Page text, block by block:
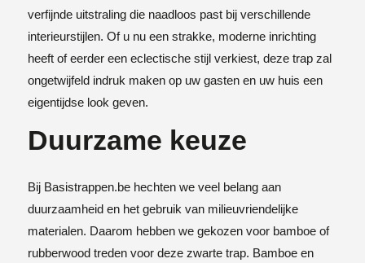
verfijnde uitstraling die naadloos past bij verschillende
interieurstijlen. Of u nu een strakke, moderne inrichting
heeft of eerder een eclectische stijl verkiest, deze trap zal
ongetwijfeld indruk maken op uw gasten en uw huis een
eigentijdse look geven.
Duurzame keuze
Bij Basistrappen.be hechten we veel belang aan
duurzaamheid en het gebruik van milieuvriendelijke
materialen. Daarom hebben we gekozen voor bamboe of
rubberwood treden voor deze zwarte trap. Bamboe en